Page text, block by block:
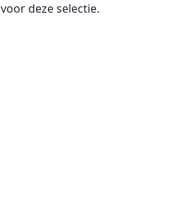
deze selectie.